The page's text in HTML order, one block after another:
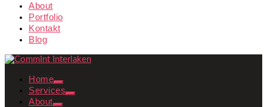
About
Portfolio
Kontakt
Blog
Home
Services
About